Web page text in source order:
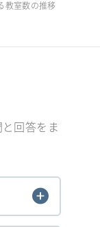
教室数の推移
回答をま